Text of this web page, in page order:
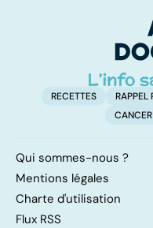
RECETTES RAPPEL
CANCER
Qui sommes-nous ?
Mentions légales
Charte d'utilisation
Flux RSS